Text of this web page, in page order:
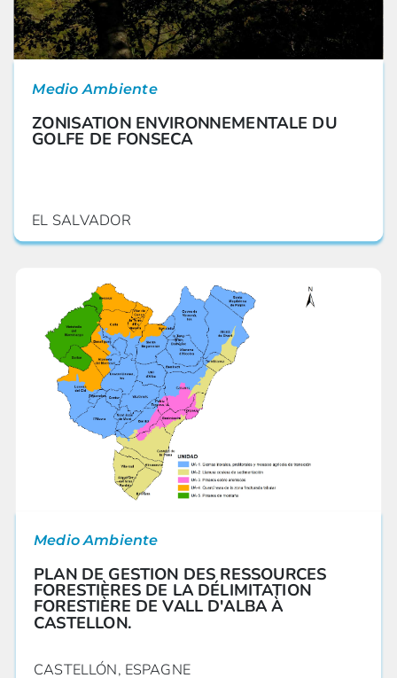
Medio Ambiente
ZONISATION ENVIRONNEMENTALE DU
GOLFE DE FONSECA
EL SALVADOR
Medio Ambiente
PLAN DE GESTION DES RESSOURCES
FORESTIÈRES DE LA DÉLIMITATION
FORESTIÈRE DE VALL D'ALBA À
CASTELLON.
CASTELLÓN, ESPAGNE